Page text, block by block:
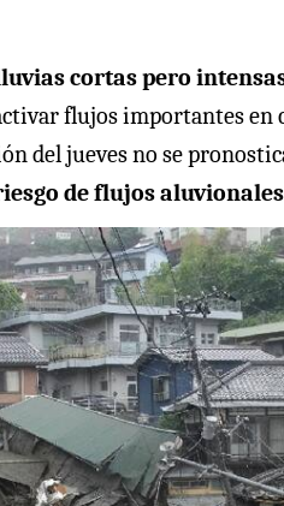
cortas pero
flujos importantes en
del jueves no se
de flujos